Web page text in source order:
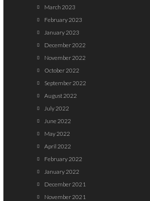
March 2023
February 2023
January 2023
December 2022
November 2022
October 2022
September 2022
August 2022
July 2022
June 2022
May 2022
April 2022
February 2022
January 2022
December 2021
November 2021